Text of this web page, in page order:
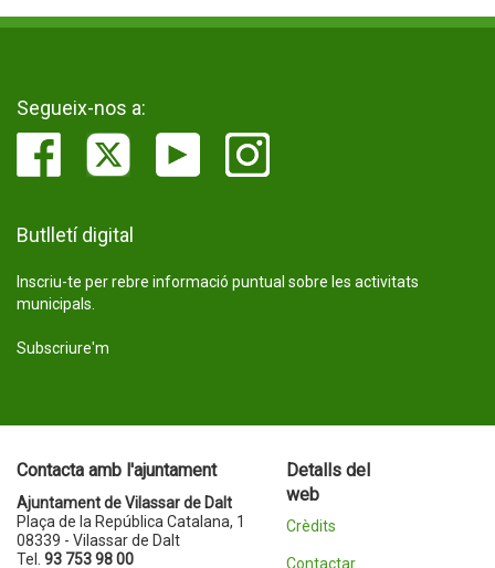
Segueix-nos a:
Butlletí digital
Inscriu-te per rebre informació puntual sobre les activitats
municipals.
Subscriure'm
Contacta amb l'ajuntament
Ajuntament de Vilassar de Dalt
Plaça de la República Catalana, 1
08339 - Vilassar de Dalt
Tel. 93 753 98 00
Detalls del
web
Crèdits
Contactar